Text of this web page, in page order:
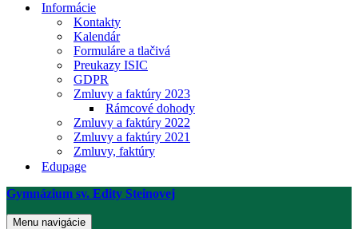
Informácie
Kontakty
Kalendár
Formuláre a tlačivá
Preukazy ISIC
GDPR
Zmluvy a faktúry 2023
Rámcové dohody
Zmluvy a faktúry 2022
Zmluvy a faktúry 2021
Zmluvy, faktúry
Edupage
Gymnázium sv. Edity Steinovej
Menu navigácie